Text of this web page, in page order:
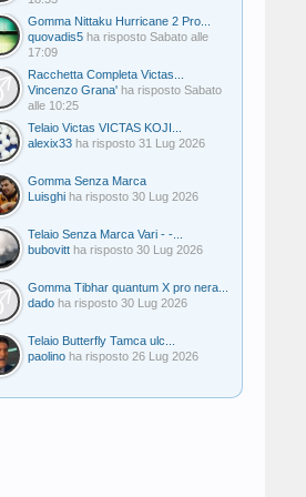
Gomma Nittaku Hurricane 2 Pro...
quovadis5 ha risposto Sabato alle
17:09
Racchetta Completa Victas...
Vincenzo Grana' ha risposto Sabato
alle 10:25
Telaio Victas VICTAS KOJI...
alexix33 ha risposto 31 Lug 2026
Gomma Senza Marca
Luisghi ha risposto 30 Lug 2026
Telaio Senza Marca Vari - -...
bubovitt ha risposto 30 Lug 2026
Gomma Tibhar quantum X pro nera...
dado ha risposto 30 Lug 2026
Telaio Butterfly Tamca ulc...
paolino ha risposto 26 Lug 2026